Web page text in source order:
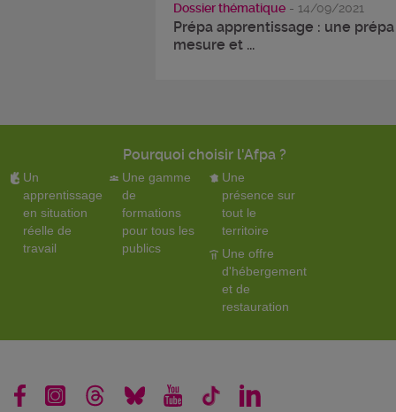
Dossier thématique - 14/09/2021
Prépa apprentissage : une
mesure et ...
Pourquoi choisir l'Afpa ?
Un
apprentissage
en situation
réelle de
travail
Une gamme
de
formations
pour tous les
publics
Une
présence sur
tout le
territoire
Une offre
d'hébergement
et de
restauration